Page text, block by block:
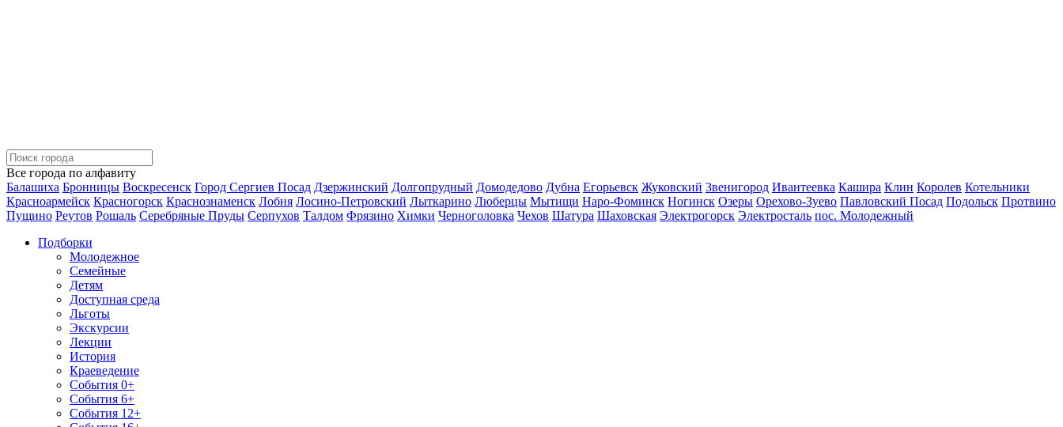
Все города по алфавиту
Балашиха Бронницы Воскресенск Город Сергиев Посад Дзержинский Долгопрудный Домодедово Дубна Егорьевск Жуковский Звенигород Ивантеевка Кашира Клин Королев Котельники
Красноармейск Красногорск Краснознаменск Лобня Лосино-Петровский Лыткарино Люберцы Мытищи Наро-Фоминск Ногинск Озеры Орехово-Зуево Павловский Посад Подольск Протвино
Пущино Реутов Рошаль Серебряные Пруды Серпухов Талдом Фрязино Химки Черноголовка Чехов Шатура Шаховская Электрогорск Электросталь пос. Молодежный
Подборки
Молодежное
Семейные
Детям
Доступная среда
Льготы
Экскурсии
Лекции
История
Краеведение
События 0+
События 6+
События 12+